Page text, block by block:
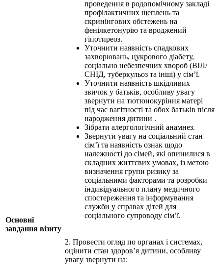
Основні
завдання візиту
проведення в родопомічному закладі
профілактичних щеплень та
скринінгових обстежень на
фенілкетонурію та вроджений
гіпотиреоз.
Уточнити наявність спадкових
захворювань, цукрового діабету,
соціально небезпечних хвороб (ВІЛ/
СНІД, туберкульоз та інші) у сім’ї.
Уточнити наявність шкідливих
звичок у батьків, особливу увагу
звернути на тютюнокуріння матері
під час вагітності та обох батьків після
народження дитини .
Зібрати алергологічний анамнез.
Звернути увагу на соціальний стан
сім’ї та наявність ознак щодо
належності до сімей, які опинилися в
складних життєвих умовах, із метою
визначення групи ризику за
соціальними факторами та розробки
індивідуального плану медичного
спостереження та інформування
служби у справах дітей для
соціального супроводу сім’ї.
2. Провести огляд по органах і системах,
оцінити стан здоров’я дитини, особливу
увагу звернути на: